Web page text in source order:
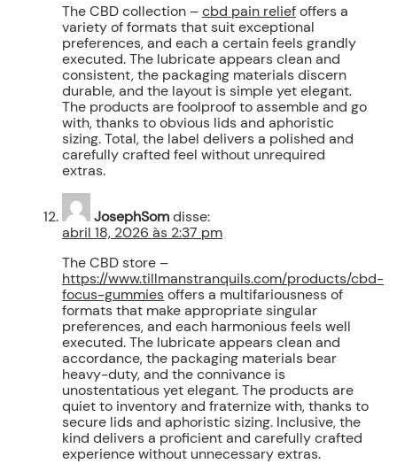
The CBD collection –cbd pain reliefoffers a
variety of formats that suit exceptional
preferences, and each a certain feels grandly
executed. The lubricate appears clean and
consistent, the packaging materials discern
durable, and the layout is simple yet elegant.
The products are foolproof to assemble and go
with, thanks to obvious lids and aphoristic
sizing. Total, the label delivers a polished and
carefully crafted feel without unrequired
extras.
JosephSomdisse:
abril 18, 2026 às 2:37 pm
The CBD store –
https://www.tillmanstranquils.com/products/cbd-
focus-gummiesoffers a multifariousness of
formats that make appropriate singular
preferences, and each harmonious feels well
executed. The lubricate appears clean and
accordance, the packaging materials bear
heavy-duty, and the connivance is
unostentatious yet elegant. The products are
quiet to inventory and fraternize with, thanks to
secure lids and aphoristic sizing. Inclusive, the
kind delivers a proficient and carefully crafted
experience without unnecessary extras.